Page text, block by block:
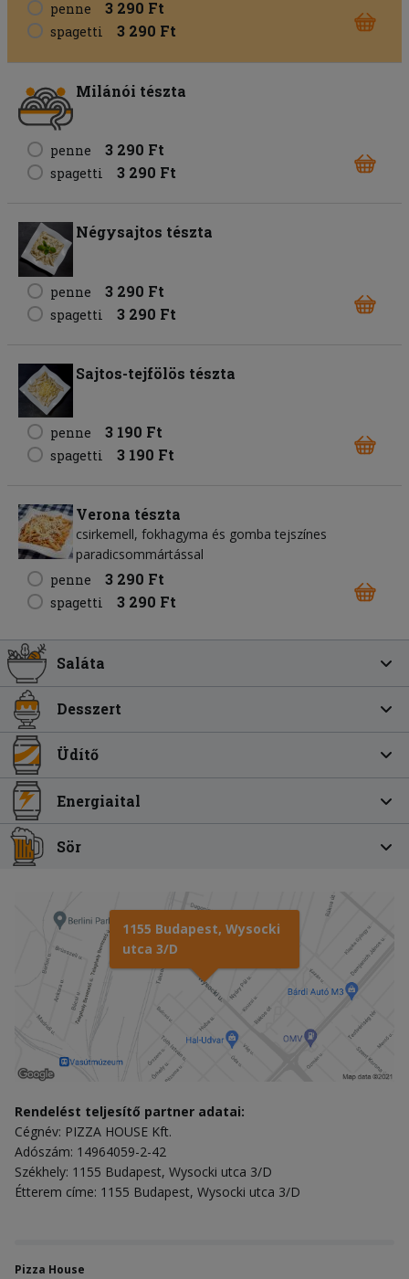
penne 3 290 Ft
spagetti 3 290 Ft
Milánói tészta
penne 3 290 Ft
spagetti 3 290 Ft
Négysajtos tészta
penne 3 290 Ft
spagetti 3 290 Ft
Sajtos-tejfölös tészta
penne 3 190 Ft
spagetti 3 190 Ft
Verona tészta
csirkemell, fokhagyma és gomba tejszínes
paradicsommártással
penne
3 290 Ft
spagetti 3 290 Ft
Saláta
Desszert
Üdítő
Energiaital
Sör
1155 Budapest, Wysocki
utca 3/D
Rendelést teljesítő partner adatai:
Cégnév: PIZZA HOUSE Kft.
Adószám: 14964059-2-42
Székhely: 1155 Budapest, Wysocki utca 3/D
Étterem címe: 1155 Budapest, Wysocki utca 3/D
Pizza House